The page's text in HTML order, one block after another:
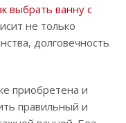
выбрать ванну с
не только
долговечность
приобретена и
правильный и